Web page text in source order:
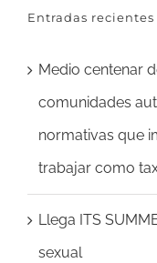
Entradas recientes
Medio centenar
comunidades
normativas que
trabajar como
Llega ITS
sexual